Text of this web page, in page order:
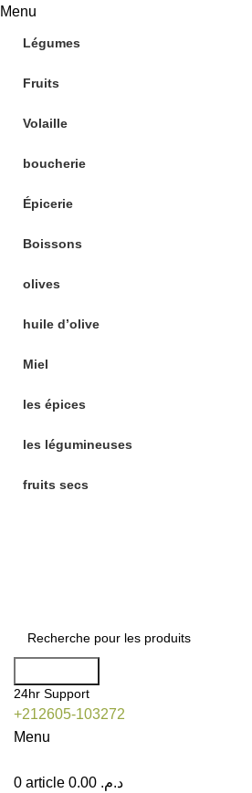
Menu
Légumes
Fruits
Volaille
boucherie
Épicerie
Boissons
olives
huile d’olive
Miel
les épices
les légumineuses
fruits secs
24hr Support
+212605-103272
Menu
0 article د.م.